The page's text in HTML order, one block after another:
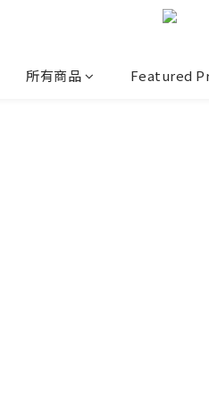
所有商品 Featured